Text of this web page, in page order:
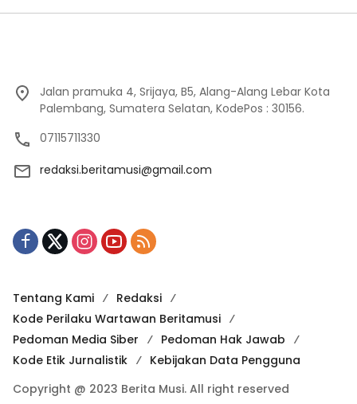
Jalan pramuka 4, Srijaya, B5, Alang-Alang Lebar Kota
Palembang, Sumatera Selatan, KodePos : 30156.
07115711330
redaksi.beritamusi@gmail.com
Tentang Kami
Redaksi
Kode Perilaku Wartawan Beritamusi
Pedoman Media Siber
Pedoman Hak Jawab
Kode Etik Jurnalistik
Kebijakan Data Pengguna
Copyright @ 2023 Berita Musi. All right reserved